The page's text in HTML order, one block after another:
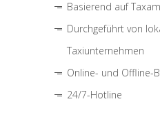
Basierend auf
Durchgeführt von
Taxiunternehmen
Online- und Offline-
24/7-Hotline